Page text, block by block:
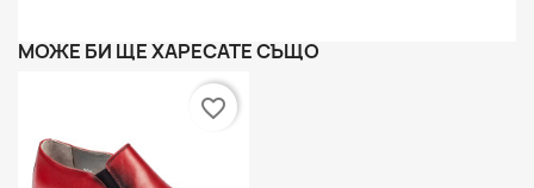
МОЖЕ БИ ЩЕ ХАРЕСАТЕ СЪЩО
favorite_border